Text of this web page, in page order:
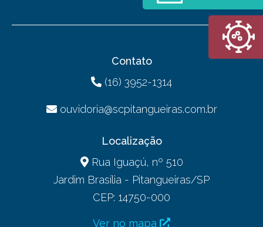
Contato
(16) 3952-1314
ouvidoria@scpitangueiras.com.br
Localização
Rua Iguaçú, nº 510
Jardim Brasília - Pitangueiras/SP
CEP: 14750-000
Ver no mapa